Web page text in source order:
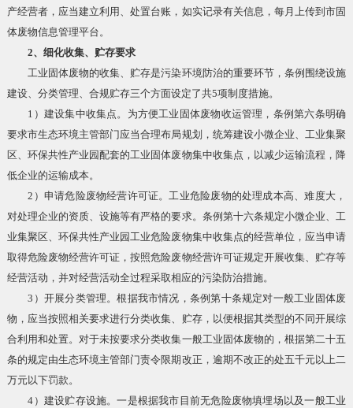
产经营者，应当建立利用、处置台账，如实记录有关信息，每月上传到市固
体废物信息管理平台。
2、细化收集、贮存要求
工业固体废物的收集、贮存是污染环境防治的重要环节，条例围绕设施
建设、分类管理、合规贮存三个方面设定了共5项制度措施。
1）建设集中收集点。为方便工业固体废物收运管理，条例第六条明确
要求市生态环境主管部门应当合理布局规划，统筹建设小微企业、工业集聚
区、环保共性产业园配套的工业固体废物集中收集点，以减少运输流程，降
低企业的运输成本。
2）申请危险废物经营许可证。工业危险废物的处理成本高、难度大，
对处理企业的资质、设施等有严格的要求。条例第十六条规定小微企业、工
业集聚区、环保共性产业园工业危险废物集中收集点的经营单位，应当申请
取得危险废物经营许可证，按照危险废物经营许可证规定开展收集、贮存等
经营活动，并对经营活动全过程采取相应的污染防治措施。
3）开展分类管理。根据我市情况，条例第十条规定对一般工业固体废
物，应当按照相关要求进行分类收集、贮存，以便根据其类型的不同开展综
合利用和处置。对于未按要求分类收集一般工业固体废物的，根据第二十五
条的规定由生态环境主管部门责令限期改正，逾期不改正的处五千元以上二
万元以下罚款。
4）建设贮存设施。一是根据我市目前无危险废物填埋场以及一般工业